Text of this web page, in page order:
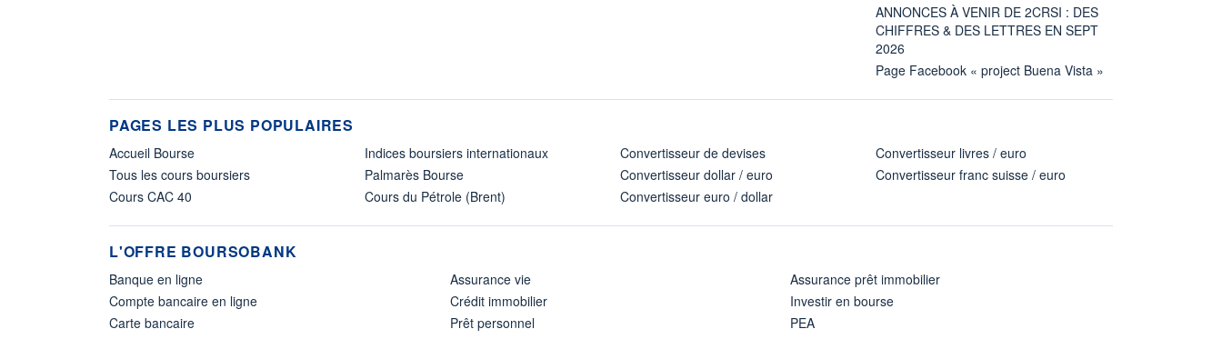
ANNONCES À VENIR DE 2CRSI : DES
CHIFFRES & DES LETTRES EN SEPT
2026
Page Facebook « project Buena Vista »
PAGES LES PLUS POPULAIRES
Accueil Bourse
Tous les cours boursiers
Cours CAC 40
Indices boursiers internationaux
Palmarès Bourse
Cours du Pétrole (Brent)
Convertisseur de devises
Convertisseur dollar / euro
Convertisseur euro / dollar
Convertisseur livres / euro
Convertisseur franc suisse / euro
L'OFFRE BOURSOBANK
Banque en ligne
Compte bancaire en ligne
Carte bancaire
Assurance vie
Crédit immobilier
Prêt personnel
Assurance prêt immobilier
Investir en bourse
PEA